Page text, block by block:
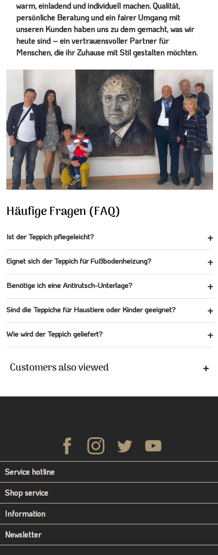
warm, einladend und individuell machen. Qualität,
persönliche Beratung und ein fairer Umgang mit
unseren Kunden haben uns zu dem gemacht, was wir
heute sind – ein vertrauensvoller Partner für
Menschen, die ihr Zuhause mit Stil gestalten möchten.
Häufige Fragen (FAQ)
Ist der Teppich pflegeleicht?
Eignet sich der Teppich für Fußbodenheizung?
Benötige ich eine Antirutsch-Unterlage?
Sind die Teppiche für Haustiere oder Kinder geeignet?
Wie wird der Teppich geliefert?
Customers also viewed
Service hotline
Shop service
Information
Newsletter